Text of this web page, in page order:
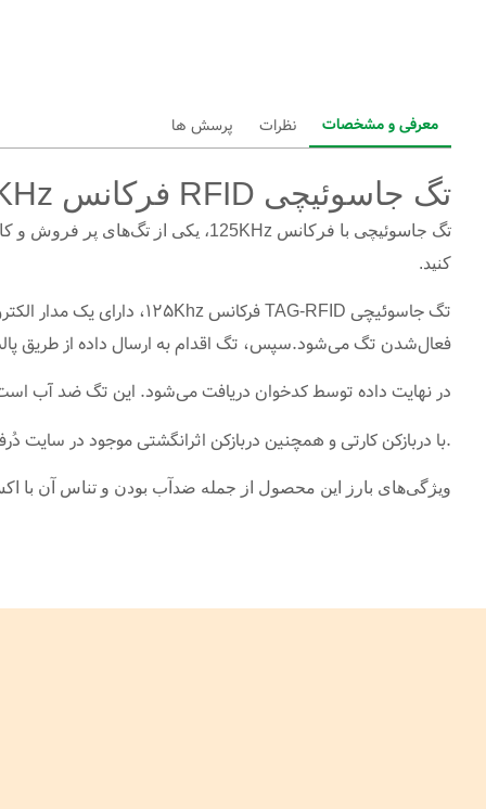
معرفی و مشخصات نظرات پرسش ها
تگ جاسوئیچی RFID فرکانس 125KHz
کنید.
فعال‌شدن تگ می‌شود.سپس، تگ اقدام به ارسال داده از طریق
در نهایت داده توسط کدخوان دریافت می‌شود. این تگ ضد آب است
.با دربازکن کارتی و همچنین دربازکن اثرانگشتی موجود در سایت
ویژگی‌های بارز این محصول از جمله ضدآب بودن و تناس آن با اکسس کنترل‌های با فرکانس